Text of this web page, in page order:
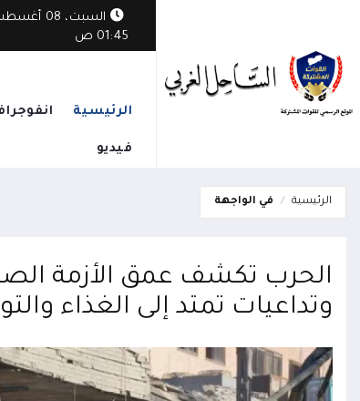
01:45 ص
الرئيسية
فيديو
الرئيسية في الواجهة
الحرب تكشف عمق الأزمة
وتداعيات تمتد إلى الغذاء